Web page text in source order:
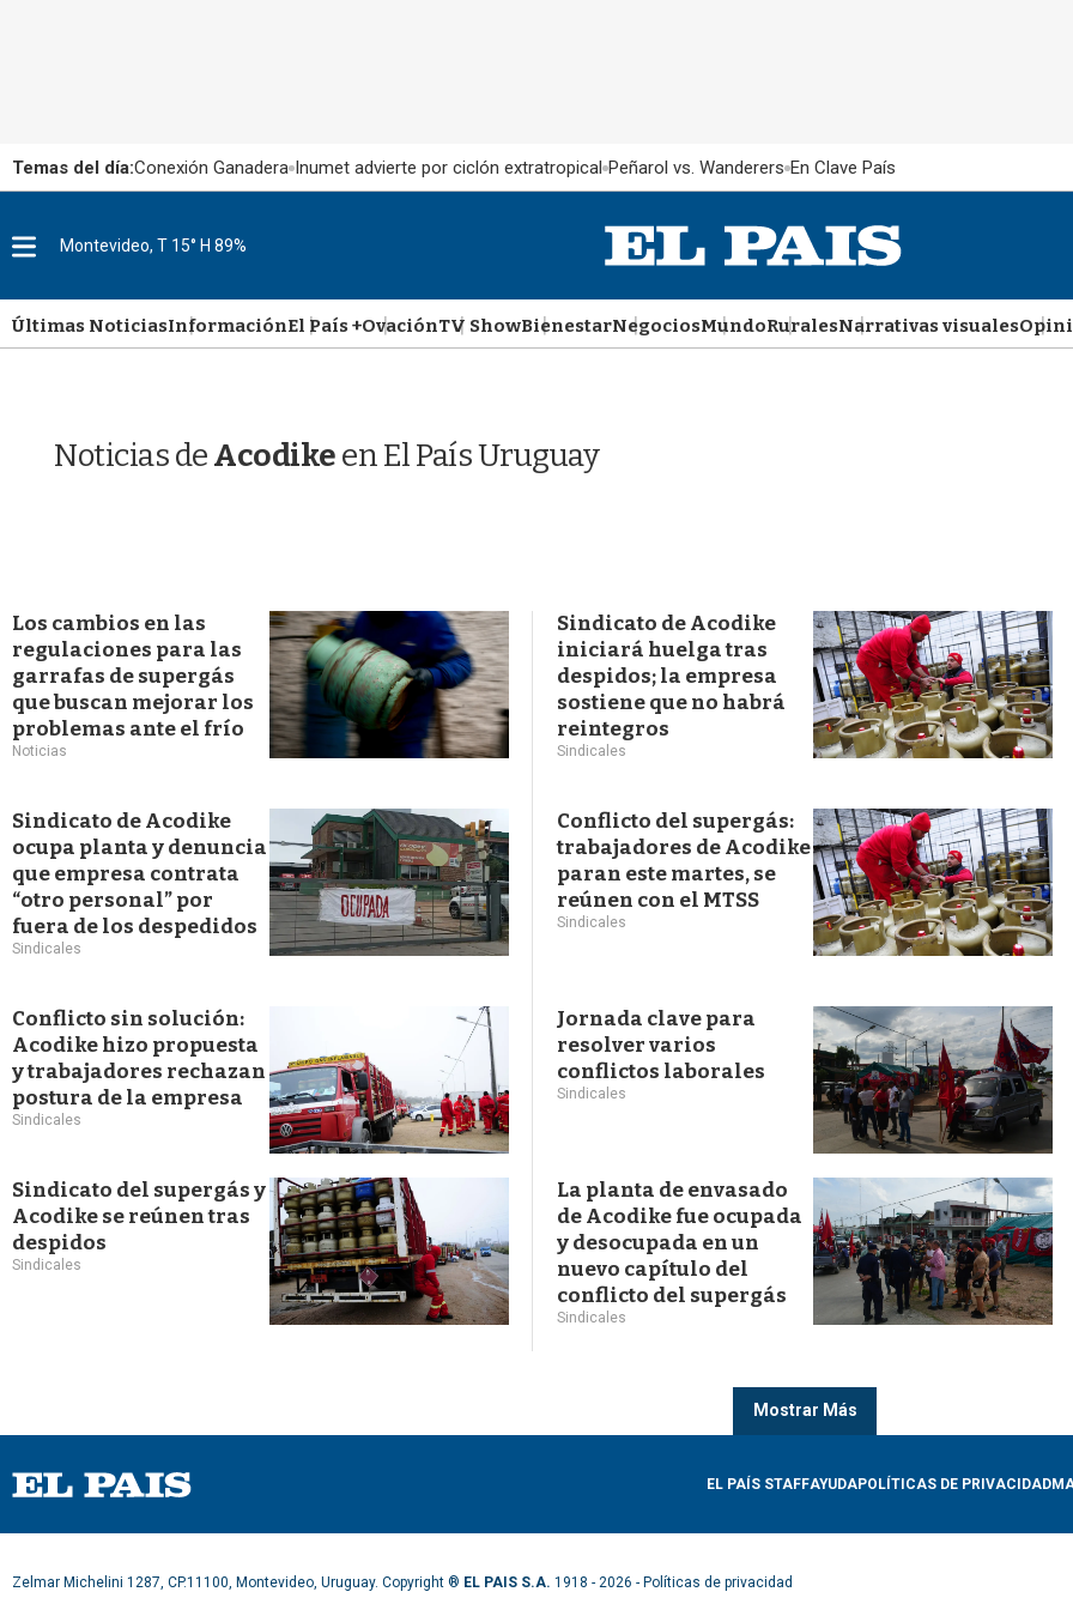
Temas del día:Conexión Ganadera Inumet advierte por ciclón extratropical Peñarol vs. Wanderers En Clave País
M
u
Montevideo, T 15° H 89%
Últimas NoticiasInformaciónEl País +OvaciónTV ShowBienestarNegociosMundoRuralesNarrativas visuales
Noticias deAcodikeen El País Uruguay
Los cambios en las
regulaciones para las
garrafas de supergás
que buscan mejorar los
problemas ante el frío
Noticias
Sindicato de Acodike
iniciará huelga tras
despidos; la empresa
sostiene que no habrá
reintegros
Sindicales
Sindicato de Acodike
ocupa planta y denuncia
que empresa contrata
“otro personal” por
fuera de los despedidos
Sindicales
Conflicto del supergás:
trabajadores de Acodike
paran este martes, se
reúnen con el MTSS
Sindicales
Conflicto sin solución:
Acodike hizo propuesta
y trabajadores rechazan
postura de la empresa
Sindicales
Jornada clave para
resolver varios
conflictos laborales
Sindicales
Sindicato del supergás y
Acodike se reúnen tras
despidos
Sindicales
La planta de envasado
de Acodike fue ocupada
y desocupada en un
nuevo capítulo del
conflicto del supergás
Sindicales
Mostrar Más
EL PAÍS STAFFAYUDAPOLÍTICAS DE PRIVACIDAD
Zelmar Michelini 1287, CP.11100, Montevideo, Uruguay. Copyright ® EL PAIS S.A. 1918 - 2026 - Políticas de privacidad